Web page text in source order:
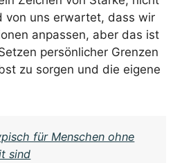
von uns erwartet, dass wir
anpassen, aber das ist
persönlicher Grenzen
zu sorgen und die eigene
für Menschen ohne
sind